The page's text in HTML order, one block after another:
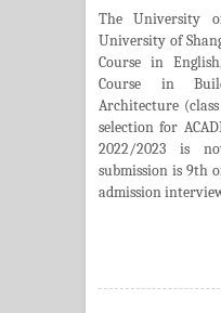
The University
University of
Course in
Course in
Architecture
selection for
2022/2023 is
submission is 9th
admission